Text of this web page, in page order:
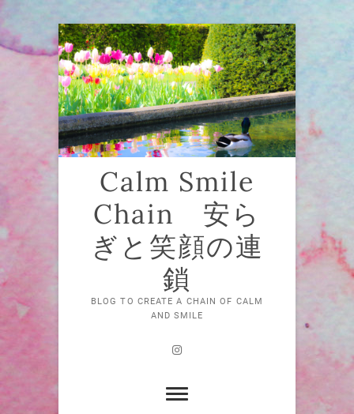
Skip
to
content
Calm Smile
Chain 安ら
ぎと笑顔の連
鎖
BLOG TO CREATE A CHAIN OF CALM
AND SMILE
Instagram